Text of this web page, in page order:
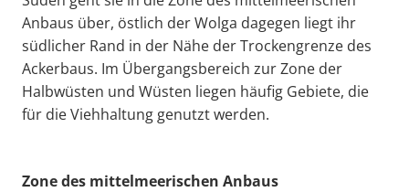
Anbaus über, östlich der Wolga dagegen liegt ihr
südlicher Rand in der Nähe der Trockengrenze des
Ackerbaus. Im Übergangsbereich zur Zone der
Halbwüsten und Wüsten liegen häufig Gebiete, die
für die Viehhaltung genutzt werden.
Zone des mittelmeerischen Anbaus